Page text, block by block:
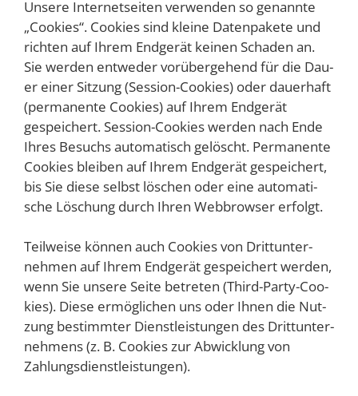
Unse­re Inter­net­sei­ten ver­wen­den so genann­te
„Coo­kies“. Coo­kies sind klei­ne Daten­pa­ke­te und
rich­ten auf Ihrem End­ge­rät kei­nen Scha­den an.
Sie wer­den ent­we­der vor­über­ge­hend für die Dau­
er einer Sit­zung (Ses­si­on-Coo­kies) oder dau­er­haft
(per­ma­nen­te Coo­kies) auf Ihrem End­ge­rät
gespei­chert. Ses­si­on-Coo­kies wer­den nach Ende
Ihres Besuchs auto­ma­tisch gelöscht. Per­ma­nen­te
Coo­kies blei­ben auf Ihrem End­ge­rät gespei­chert,
bis Sie die­se selbst löschen oder eine auto­ma­ti­
sche Löschung durch Ihren Web­brow­ser erfolgt.
Teil­wei­se kön­nen auch Coo­kies von Dritt­un­ter­
neh­men auf Ihrem End­ge­rät gespei­chert wer­den,
wenn Sie unse­re Sei­te betre­ten (Third-Par­ty-Coo­
kies). Die­se ermög­li­chen uns oder Ihnen die Nut­
zung bestimm­ter Dienst­leis­tun­gen des Dritt­un­ter­
neh­mens (z. B. Coo­kies zur Abwick­lung von
Zahlungsdienstleistungen).